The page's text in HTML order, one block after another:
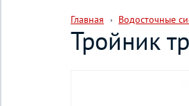
Главная Водосточные
Тройник